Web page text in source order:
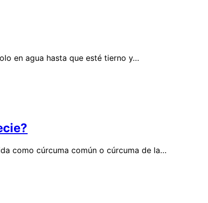
en agua hasta que esté tierno y…
como cúrcuma común o cúrcuma de la…